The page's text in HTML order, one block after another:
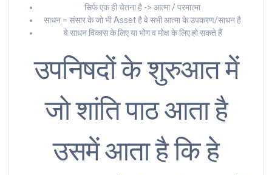
सिर्फ एक ही चेतना है -> आत्मा / परमात्मा
साधन = संसार के जो भी Asset है वे सभी आत्मा के उपकरण/साधन है
ये साधन विकास के लिए या भोग व मोक्ष के लिए हो सकते हैं
उपनिषदों के शुरुआत में
जो शांति पाठ आता है
उसमें आता है कि हे